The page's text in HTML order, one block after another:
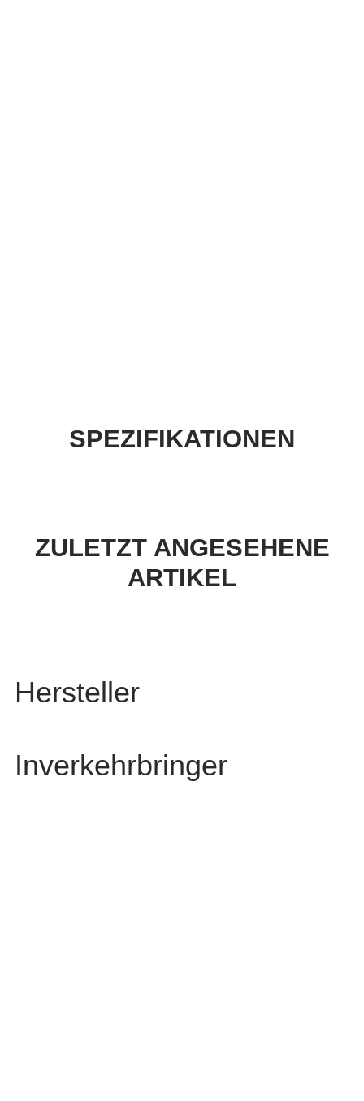
SPEZIFIKATIONEN
ZULETZT ANGESEHENE
ARTIKEL
Hersteller
Inverkehrbringer